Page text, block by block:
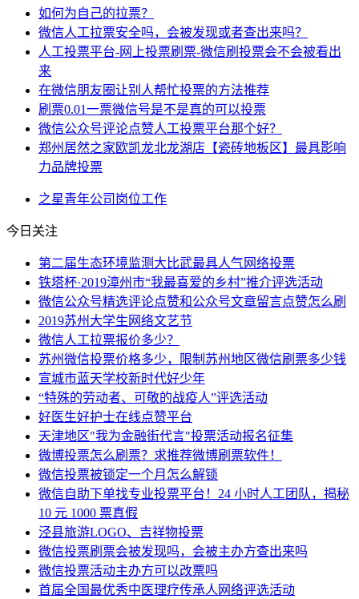
如何为自己的拉票？
微信人工拉票安全吗，会被发现或者查出来吗？
人工投票平台-网上投票刷票-微信刷投票会不会被看出
来
在微信朋友圈让别人帮忙投票的方法推荐
刷票0.01一票微信号是不是真的可以投票
微信公众号评论点赞人工投票平台那个好？
郑州居然之家欧凯龙北龙湖店【瓷砖地板区】最具影响
力品牌投票
之星青年公司 岗位工作
今日关注
第二届生态环境监测大比武最具人气网络投票
铁塔杯·2019漳州市“我最喜爱的乡村”推介评选活动
微信公众号精选评论点赞和公众号文章留言点赞怎么刷
2019苏州大学生网络文艺节
微信人工拉票报价多少？
苏州微信投票价格多少，限制苏州地区微信刷票多少钱
宣城市蓝天学校新时代好少年
“特殊的劳动者、可敬的战疫人”评选活动
好医生好护士在线点赞平台
天津地区"我为金融街代言"投票活动报名征集
微博投票怎么刷票？求推荐微博刷票软件！
微信投票被锁定一个月怎么解锁
微信自助下单找专业投票平台！24 小时人工团队，揭秘
10 元 1000 票真假
泾县旅游LOGO、吉祥物投票
微信投票刷票会被发现吗，会被主办方查出来吗
微信投票活动主办方可以改票吗
首届全国最优秀中医理疗传承人网络评选活动